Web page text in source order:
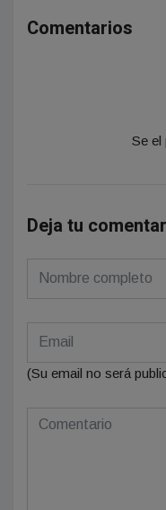
Comentarios
Se el
Deja tu
(Su email no será